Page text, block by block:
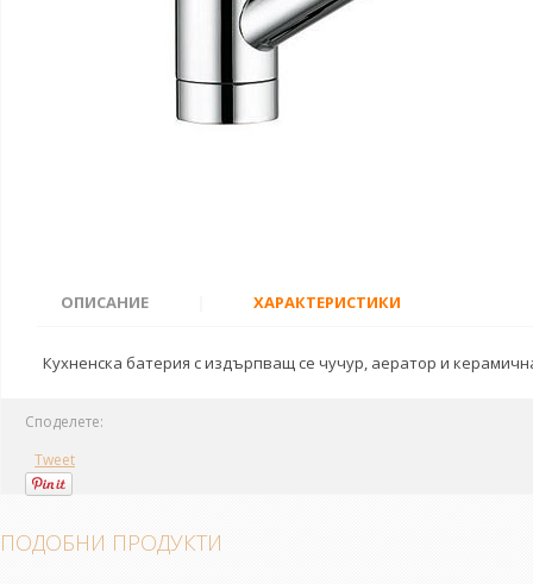
ОПИСАНИЕ ХАРАКТЕРИСТИКИ
Кухненска батерия с издърпващ се чучур, аератор и
Споделете:
Tweet
ПОДОБНИ ПРОДУКТИ